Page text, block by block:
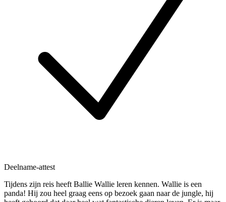
Deelname-attest
Tijdens zijn reis heeft Ballie Wallie leren kennen. Wallie is een
panda! Hij zou heel graag eens op bezoek gaan naar de jungle, hij